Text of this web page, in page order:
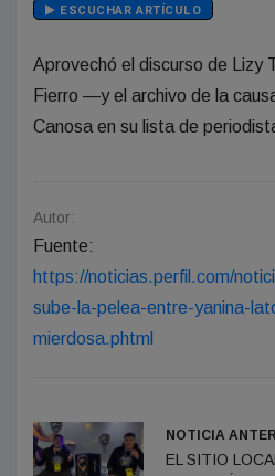
ESCUCHAR ARTÍCULO
Aprovechó el discurso de Lizy
Fierro —y el archivo de la
Canosa en su lista de
Autor:
Fuente:
https://noticias.perfil.com/
sube-la-pelea-entre-yanina-
mierdosa.phtml
NOTICIA
EL SITIO